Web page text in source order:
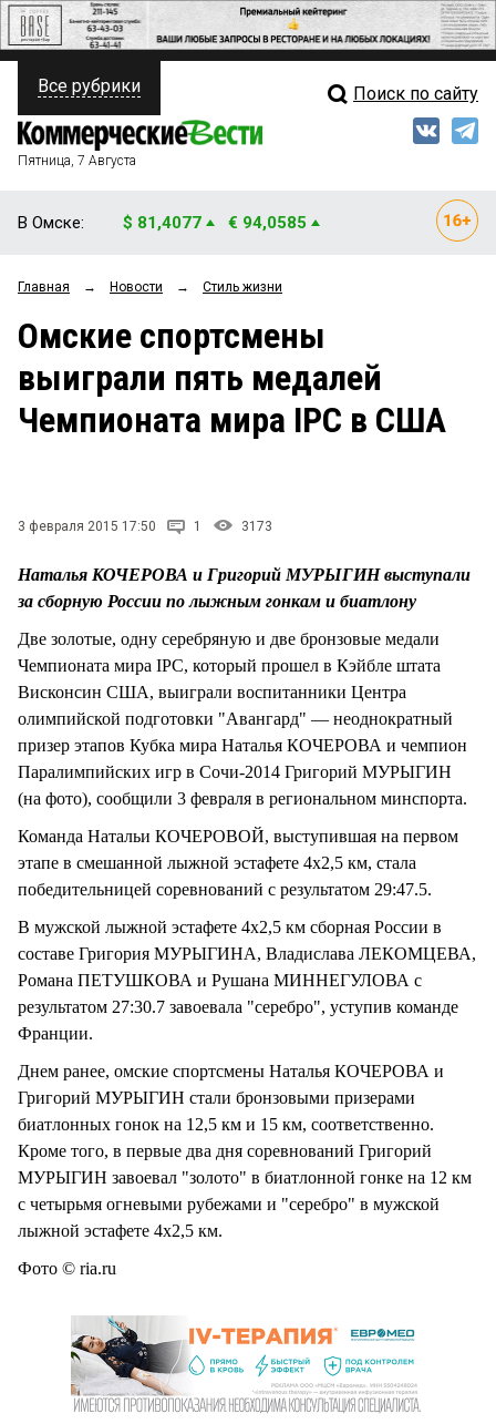
ПОЛИТИКА
ФИНАНСЫ
ОБЩЕСТВО
ЗАКОН
НОВОСТИ КОМПАНИЙ
Свежий выпуск
Рейтинги
Блоги
Архив
Все рубрики Поиск по сайту
Пятница, 7 Августа
В Омске: $ 81,4077 € 94,0585
Главная → Новости → Стиль жизни
Омские спортсмены
выиграли пять медалей
Чемпионата мира IPC в США
3 февраля 2015 17:50 1 3173
Наталья КОЧЕРОВА и Григорий МУРЫГИН выступали
за сборную России по лыжным гонкам и биатлону
Две золотые, одну серебряную и две бронзовые медали
Чемпионата мира IPC, который прошел в Кэйбле штата
Висконсин США, выиграли воспитанники Центра
олимпийской подготовки "Авангард" — неоднократный
призер этапов Кубка мира Наталья КОЧЕРОВА и чемпион
Паралимпийских игр в Сочи-2014 Григорий МУРЫГИН
(на фото), сообщили 3 февраля в региональном минспорта.
Команда Натальи КОЧЕРОВОЙ, выступившая на первом
этапе в смешанной лыжной эстафете 4х2,5 км, стала
победительницей соревнований с результатом 29:47.5.
В мужской лыжной эстафете 4х2,5 км сборная России в
составе Григория МУРЫГИНА, Владислава ЛЕКОМЦЕВА,
Романа ПЕТУШКОВА и Рушана МИННЕГУЛОВА с
результатом 27:30.7 завоевала "серебро", уступив команде
Франции.
Днем ранее, омские спортсмены Наталья КОЧЕРОВА и
Григорий МУРЫГИН стали бронзовыми призерами
биатлонных гонок на 12,5 км и 15 км, соответственно.
Кроме того, в первые два дня соревнований Григорий
МУРЫГИН завоевал "золото" в биатлонной гонке на 12 км
с четырьмя огневыми рубежами и "серебро" в мужской
лыжной эстафете 4х2,5 км.
Фото © ria.ru